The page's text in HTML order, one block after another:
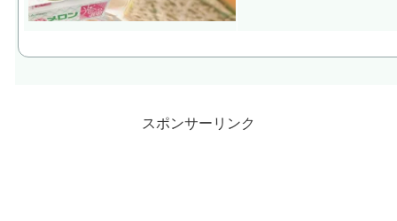
スポンサーリンク